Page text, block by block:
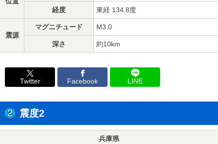
経度 東経 134.8度
震源
マグニチュード M3.0
深さ 約10km
Twitter Facebook LINE
震度2
兵庫県